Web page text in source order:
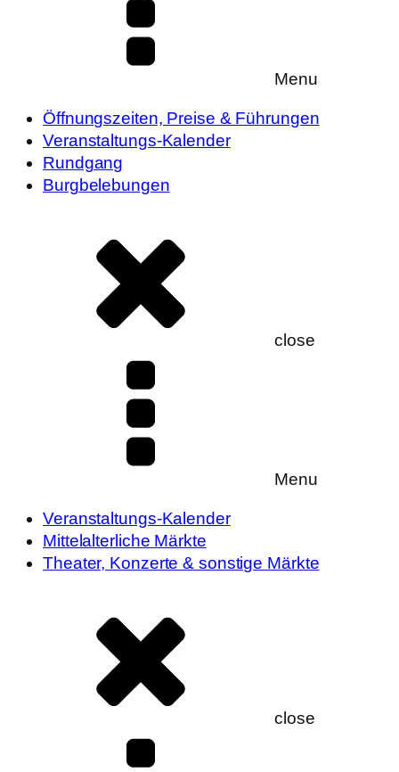
Menu
Öffnungszeiten, Preise & Führungen
Veranstaltungs-Kalender
Rundgang
Burgbelebungen
close
Menu
Veranstaltungs-Kalender
Mittelalterliche Märkte
Theater, Konzerte & sonstige Märkte
close